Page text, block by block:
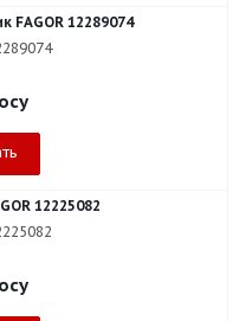
12289074
12225082